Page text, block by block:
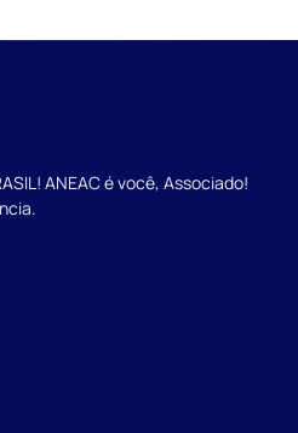
ANEAC é você, Associado!